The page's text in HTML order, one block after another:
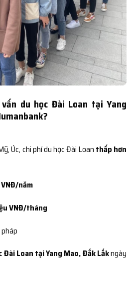
du học Đài Loan tại Yang
Úc, chi phí du học Đài Loan thấp hơn
năm
VNĐ/tháng
Đài Loan tại Yang Mao, Đắk Lắkngày